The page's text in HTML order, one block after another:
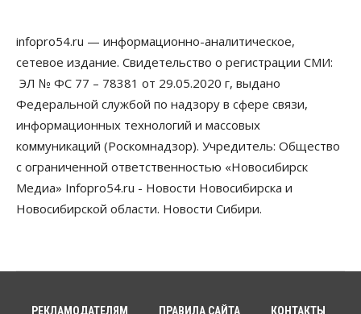
Бизнес Промышленность
Новосибирские компании произвели косметики
на два миллиарда рублей
05 Августа 2026, 15:00
Власть Финансы
Криптовалюта в России официально стала
имуществом
05 Августа 2026, 14:00
Недвижимость
Ночные маршруты автобусов предлагают ввести
infopro54.ru — информационно-аналитическое,
сетевое издание. Свидетельство о регистрации СМИ:
ЭЛ № ФС 77 – 78381 от 29.05.2020 г, выдано
Федеральной службой по надзору в сфере связи,
информационных технологий и массовых
коммуникаций (Роскомнадзор). Учредитель: Общество
с ограниченной ответственностью «Новосибирск
Медиа» Infopro54.ru - Новости Новосибирска и
Новосибирской области. Новости Сибири.
РЕКЛАМОДАТЕЛЯМ ПРАВИЛА САЙТА КОНТАКТЫ